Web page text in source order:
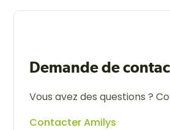
Demande de
Vous avez des questions ?
Contacter Amilys